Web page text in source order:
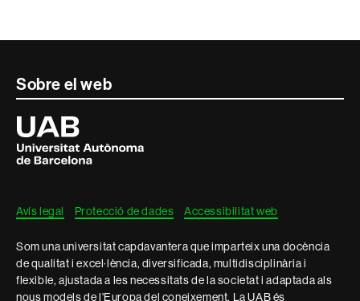
Contacte
informació
legal
Sobre el web
Universitat
Autònoma
de
Barcelona
Avís legal Protecció de dades Accessibilitat web
Som una universitat capdavantera que imparteix una docència
de qualitat i excel·lència, diversificada, multidisciplinària i
flexible, ajustada a les necessitats de la societat i adaptada als
nous models de l'Europa del coneixement. La UAB és